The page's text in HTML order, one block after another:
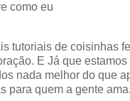
como eu
tutoriais de coisinhas
E Já que
nada melhor do que
para quem a gente ama.